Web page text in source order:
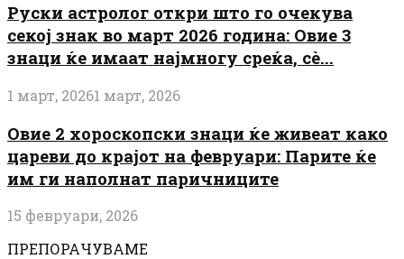
Руски астролог откри што го очекува
секој знак во март 2026 година: Овие 3
знаци ќе имаат најмногу среќа, сè...
1 март, 20261 март, 2026
Овие 2 хороскопски знаци ќе живеат како
цареви до крајот на февруари: Парите ќе
им ги наполнат паричниците
15 февруари, 2026
ПРЕПОРАЧУВАМЕ